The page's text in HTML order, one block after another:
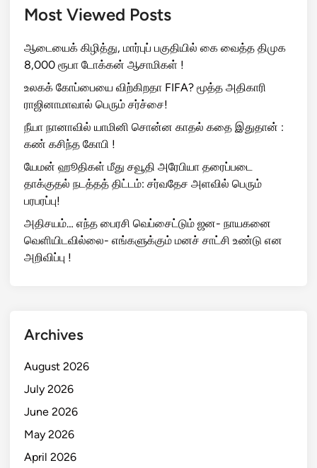
Most Viewed Posts
ஆடையைக் கிழித்து, மார்புப் பகுதியில் கை வைத்த திமுக
8,000 ரூபா டோக்கன் ஆசாமிகள் !
உலகக் கோப்பையை விற்கிறதா FIFA? மூத்த அதிகாரி
ராஜினாமாவால் பெரும் சர்ச்சை!
நீயா நானாவில் யாமினி சொன்ன காதல் கதை இதுதான் :
கண் கசிந்த கோபி !
யேமன் ஹூதிகள் மீது சவூதி அரேபியா தரைப்படை
தாக்குதல் நடத்தத் திட்டம்: சர்வதேச அளவில் பெரும்
பரபரப்பு!
அதிசயம்… எந்த பைரசி வெப்சைட்டும் ஜன- நாயகனை
வெளியிடவில்லை- எங்களுக்கும் மனச் சாட்சி உண்டு என
அறிவிப்பு !
Archives
August 2026
July 2026
June 2026
May 2026
April 2026